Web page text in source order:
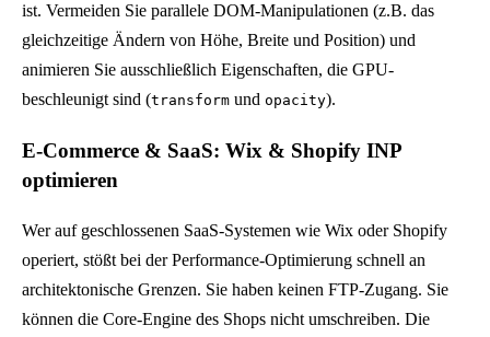
ist. Vermeiden Sie parallele DOM-Manipulationen (z.B. das
gleichzeitige Ändern von Höhe, Breite und Position) und
animieren Sie ausschließlich Eigenschaften, die GPU-
beschleunigt sind (transform und opacity).
E-Commerce & SaaS: Wix & Shopify INP
optimieren
Wer auf geschlossenen SaaS-Systemen wie Wix oder Shopify
operiert, stößt bei der Performance-Optimierung schnell an
architektonische Grenzen. Sie haben keinen FTP-Zugang. Sie
können die Core-Engine des Shops nicht umschreiben. Die